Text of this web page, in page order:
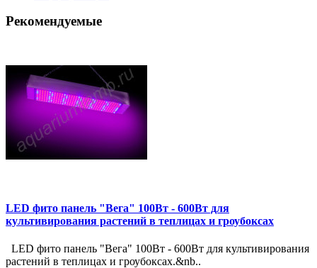
Рекомендуемые
LED фито панель "Вега" 100Вт - 600Вт для
культивирования растений в теплицах и гроубоксах
LED фито панель "Вега" 100Вт - 600Вт для культивирования
растений в теплицах и гроубоксах.&nb..